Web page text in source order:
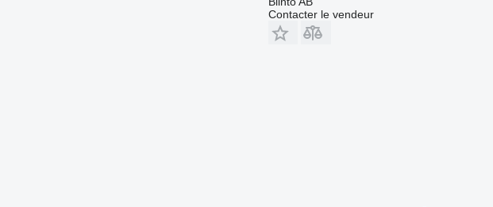
Contacter le vendeur